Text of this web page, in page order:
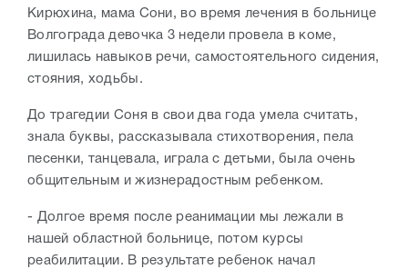
Кирюхина, мама Сони, во время лечения в больнице
Волгограда девочка 3 недели провела в коме,
лишилась навыков речи, самостоятельного сидения,
стояния, ходьбы.
До трагедии Соня в свои два года умела считать,
знала буквы, рассказывала стихотворения, пела
песенки, танцевала, играла с детьми, была очень
общительным и жизнерадостным ребенком.
- Долгое время после реанимации мы лежали в
нашей областной больнице, потом курсы
реабилитации. В результате ребенок начал